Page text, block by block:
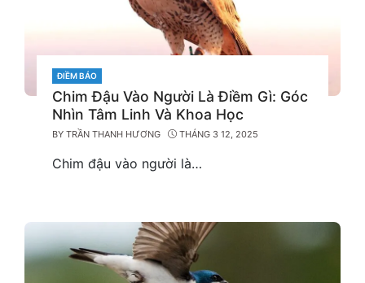
CATEGORIES
ĐIỀM BÁO
Chim Đậu Vào Người Là Điềm Gì: Góc
Nhìn Tâm Linh Và Khoa Học
BYTRẦN THANH HƯƠNG THÁNG 3 12, 2025
Chim đậu vào người là…